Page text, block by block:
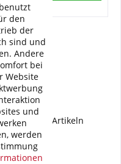
als 80.000 Artikeln
den
der
sind und
Andere
bei
Website
und
werden